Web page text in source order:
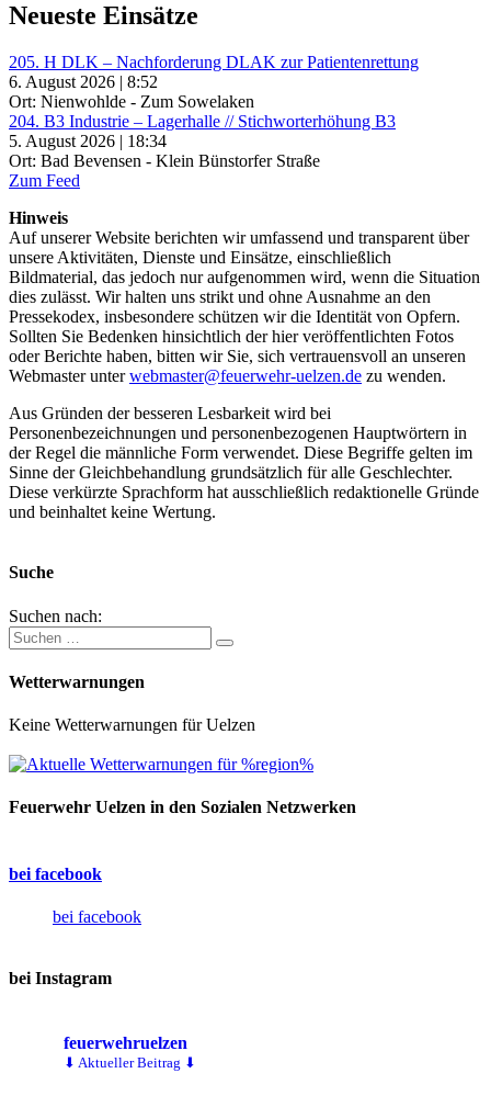
Neueste Einsätze
205. H DLK – Nachforderung DLAK zur Patientenrettung
6. August 2026 | 8:52
Ort: Nienwohlde - Zum Sowelaken
204. B3 Industrie – Lagerhalle // Stichworterhöhung B3
5. August 2026 | 18:34
Ort: Bad Bevensen - Klein Bünstorfer Straße
Zum Feed
Hinweis
Auf unserer Website berichten wir umfassend und transparent über
unsere Aktivitäten, Dienste und Einsätze, einschließlich
Bildmaterial, das jedoch nur aufgenommen wird, wenn die Situation
dies zulässt. Wir halten uns strikt und ohne Ausnahme an den
Pressekodex, insbesondere schützen wir die Identität von Opfern.
Sollten Sie Bedenken hinsichtlich der hier veröffentlichten Fotos
oder Berichte haben, bitten wir Sie, sich vertrauensvoll an unseren
Webmaster unterwebmaster@feuerwehr-uelzen.de zu wenden.
Aus Gründen der besseren Lesbarkeit wird bei
Personenbezeichnungen und personenbezogenen Hauptwörtern in
der Regel die männliche Form verwendet. Diese Begriffe gelten im
Sinne der Gleichbehandlung grundsätzlich für alle Geschlechter.
Diese verkürzte Sprachform hat ausschließlich redaktionelle Gründe
und beinhaltet keine Wertung.
Suche
Suchen nach:
Wetterwarnungen
Keine Wetterwarnungen für Uelzen
Feuerwehr Uelzen in den Sozialen Netzwerken
bei facebook
bei facebook
bei Instagram
feuerwehruelzen
⬇ Aktueller Beitrag ⬇